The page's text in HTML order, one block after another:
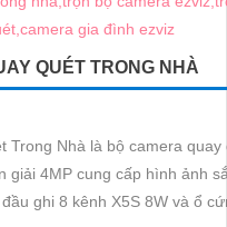
QUÉT TRONG NHÀ
Trong Nhà là bộ camera
giải 4MP cung cấp hình ảnh
ghi 8 kênh X5S 8W và ổ